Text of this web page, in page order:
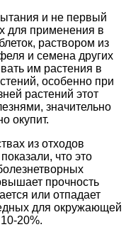
и не первый
для применения в
раствором из
и семена других
им растения в
особенно при
растений этот
значительно
окупит.
из отходов
что это
прочность
или отпадает
для окружающей
20%.